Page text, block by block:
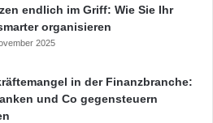
endlich im Griff: Wie Sie Ihr
organisieren
2025
in der Finanzbranche:
und Co gegensteuern